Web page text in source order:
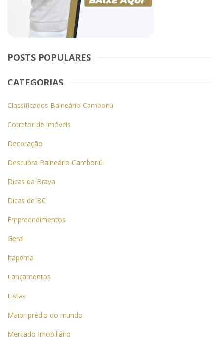
POSTS POPULARES
CATEGORIAS
Classificados Balneário Camboriú
Corretor de Imóveis
Decoração
Descubra Balneário Camboriú
Dicas da Brava
Dicas de BC
Empreendimentos
Geral
Itapema
Lançamentos
Listas
Maior prédio do mundo
Mercado Imobiliário